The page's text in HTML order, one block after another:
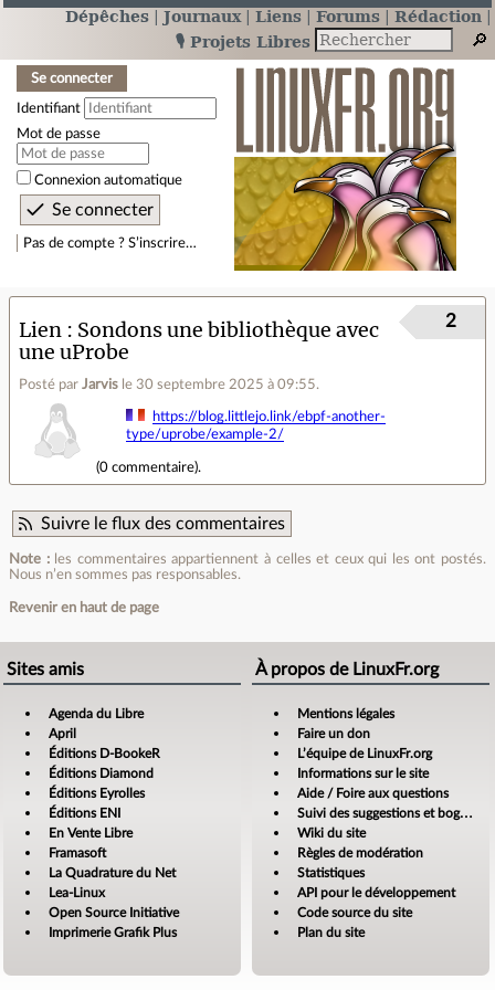
Dépêches Journaux Liens Forums
Rédaction
🎙️ Projets Libres
Se connecter
Identifiant
Mot de passe
Connexion automatique
Pas de compte ? S’inscrire…
Lien
Sondons une bibliothèque avec
une uProbe
Posté par Jarvis le 30 septembre 2025 à 09:55.
2
https://blog.littlejo.link/ebpf-another-
type/uprobe/example-2/
(0 commentaire).
Suivre le flux des commentaires
Note :les commentaires appartiennent à celles et ceux qui les ont postés.
Nous n’en sommes pas responsables.
Revenir en haut de page
Sites amis
Agenda du Libre
April
Éditions D-BookeR
Éditions Diamond
Éditions Eyrolles
Éditions ENI
En Vente Libre
Framasoft
La Quadrature du Net
Lea-Linux
Open Source Initiative
Imprimerie Grafik Plus
À propos de LinuxFr.org
Mentions légales
Faire un don
L’équipe de LinuxFr.org
Informations sur le site
Aide / Foire aux questions
Suivi des suggestions et bogues
Wiki du site
Règles de modération
Statistiques
API pour le développement
Code source du site
Plan du site